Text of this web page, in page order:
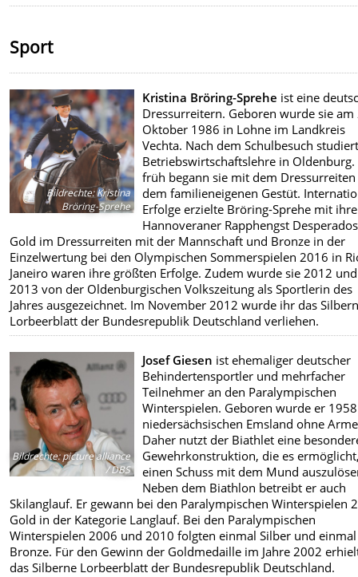
Sport
Bildrechte:Kristina
Bröring-Sprehe
Kristina Bröring-Sprehe ist eine
Dressurreitern. Geboren wurde sie am
Oktober 1986 in Lohne im Landkreis
Vechta. Nach dem Schulbesuch
Betriebswirtschaftslehre in Oldenburg.
früh begann sie mit dem
dem familieneigenen Gestüt.
Erfolge erzielte Bröring-Sprehe mit
Hannoveraner Rapphengst
Gold im Dressurreiten mit der Mannschaft und Bronze in der
Einzelwertung bei den Olympischen Sommerspielen 2016 in
Janeiro waren ihre größten Erfolge. Zudem wurde sie 2012 und
2013 von der Oldenburgischen Volkszeitung als Sportlerin des
Jahres ausgezeichnet. Im November 2012 wurde ihr das
Lorbeerblatt der Bundesrepublik Deutschland verliehen.
Bildrechte:picture alliance
/ DBS
Josef Giesen ist ehemaliger deutscher
Behindertensportler und mehrfacher
Teilnehmer an den Paralympischen
Winterspielen. Geboren wurde er
niedersächsischen Emsland ohne
Daher nutzt der Biathlet eine
Gewehrkonstruktion, die es
einen Schuss mit dem Mund
Neben dem Biathlon betreibt er auch
Skilanglauf. Er gewann bei den Paralympischen Winterspielen
Gold in der Kategorie Langlauf. Bei den Paralympischen
Winterspielen 2006 und 2010 folgten einmal Silber und einmal
Bronze. Für den Gewinn der Goldmedaille im Jahre 2002
das Silberne Lorbeerblatt der Bundesrepublik Deutschland.